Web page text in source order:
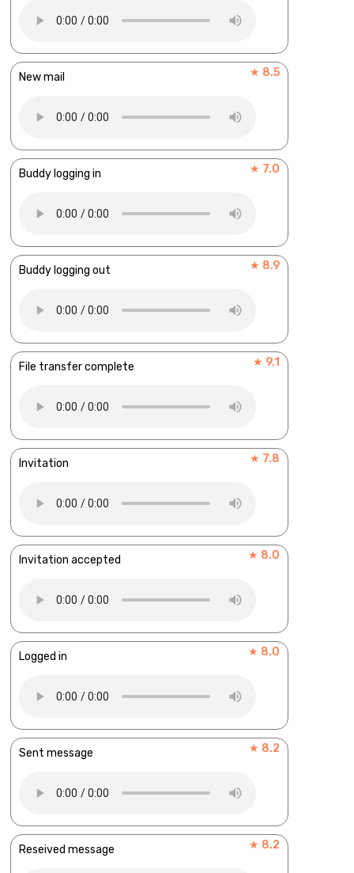
New mail ★ 8.5
Buddy logging in ★ 7.0
Buddy logging out ★ 8.9
File transfer complete ★ 9.1
Invitation ★ 7.8
Invitation accepted ★ 8.0
Logged in ★ 8.0
Sent message ★ 8.2
Reseived message ★ 8.2